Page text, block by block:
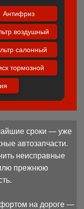
Антифриз
воздушный
салонный
тормозной
сроки — уже
автозапчасти.
неисправные
прежнюю
на дороге —